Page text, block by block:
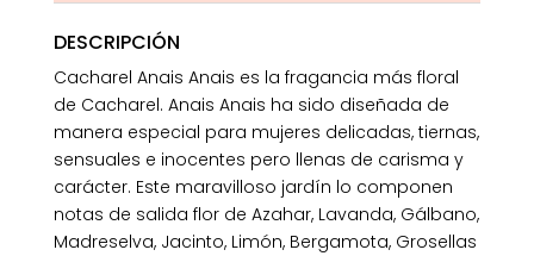
DESCRIPCIÓN
Cacharel Anais Anais es la fragancia más floral
de Cacharel. Anais Anais ha sido diseñada de
manera especial para mujeres delicadas, tiernas,
sensuales e inocentes pero llenas de carisma y
carácter. Este maravilloso jardín lo componen
notas de salida flor de Azahar, Lavanda, Gálbano,
Madreselva, Jacinto, Limón, Bergamota, Grosellas